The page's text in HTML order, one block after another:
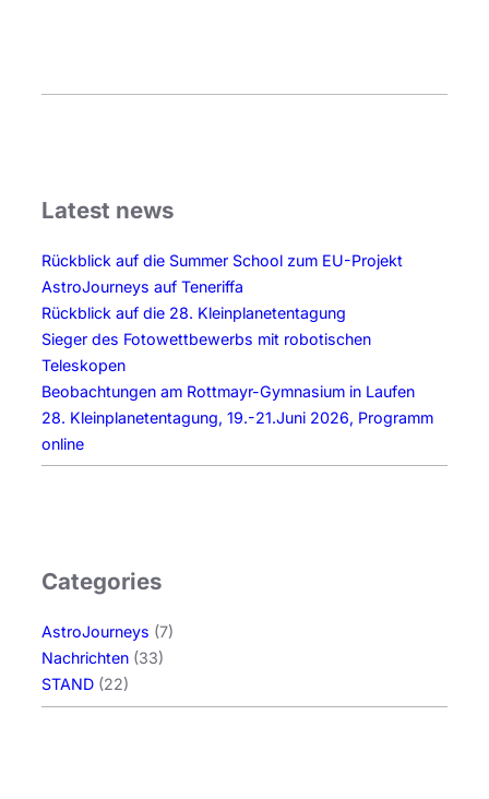
Latest news
Rückblick auf die Summer School zum EU-Projekt
AstroJourneys auf Teneriffa
Rückblick auf die 28. Kleinplanetentagung
Sieger des Fotowettbewerbs mit robotischen
Teleskopen
Beobachtungen am Rottmayr-Gymnasium in Laufen
28. Kleinplanetentagung, 19.-21.Juni 2026, Programm
online
Categories
AstroJourneys (7)
Nachrichten (33)
STAND (22)